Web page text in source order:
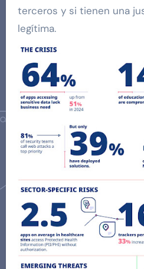
terceros y si tienen una
legítima.